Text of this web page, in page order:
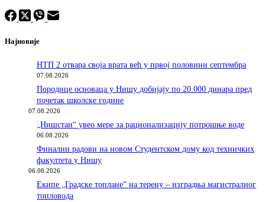
Најновије
НТП 2 отвара своја врата већ у првој половини септембра
07.08.2026
Породицe основаца у Нишу добијају по 20.000 динара пред
почетак школске године
07.08.2026
„Нишстан“ увео мере за рационализацију потрошње воде
06.08.2026
Финални радови на новом Студентском дому код техничких
факултета у Нишу
06.08.2026
Екипе „Градске топлане“ на терену – изградња магистралног
топловода